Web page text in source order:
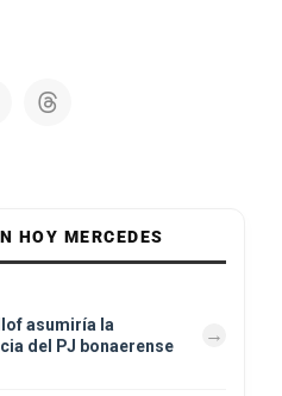
HOY MERCEDES
asumiría la
del PJ bonaerense